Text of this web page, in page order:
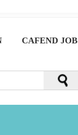
CAFEND JOB